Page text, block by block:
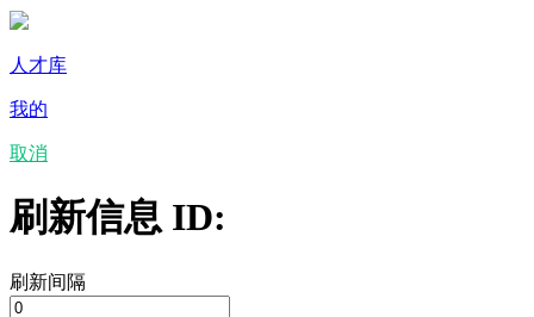
人才库
我的
取消
刷新信息 ID:
刷新间隔